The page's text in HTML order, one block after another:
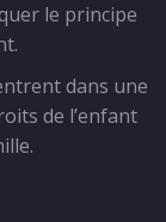
le principe
dans une
de l’enfant